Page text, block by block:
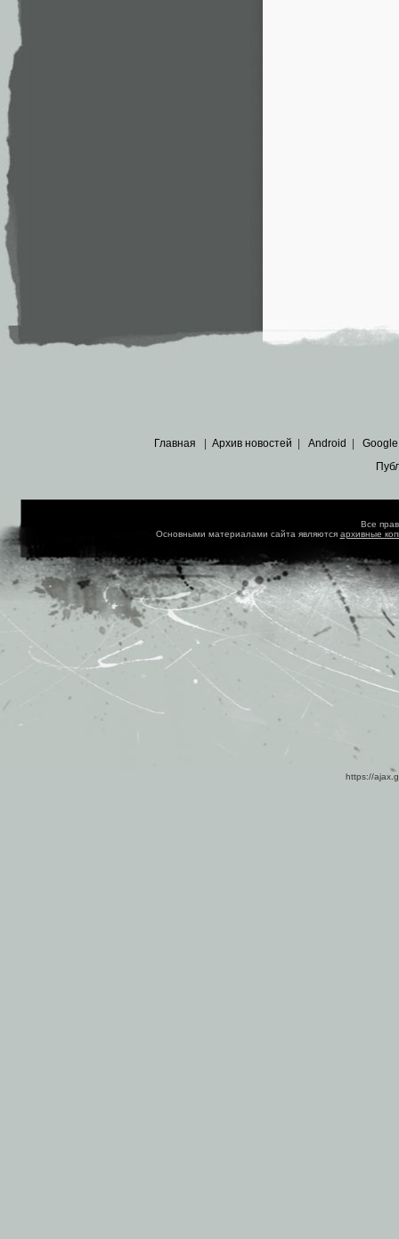
Главная Архив новостей Android Google
Все
Основными материалами сайта являются архивные
https://